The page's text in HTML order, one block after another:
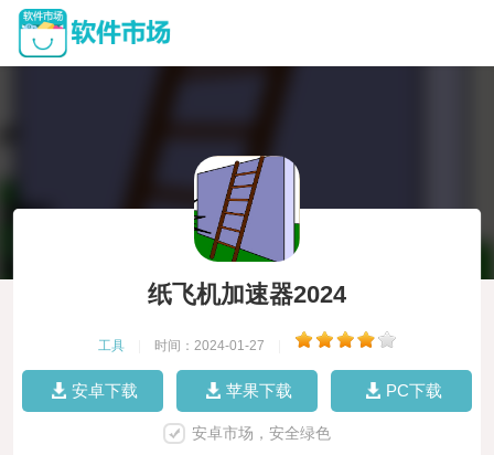
纸飞机加速器2024
工具 时间：2024-01-27
安卓下载 苹果下载 PC下载
安卓市场，安全绿色